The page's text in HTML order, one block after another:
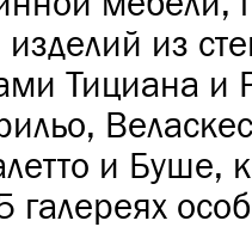
из
Тициана и
и Буше,